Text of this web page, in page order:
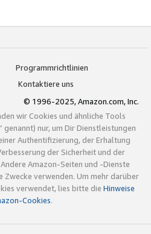
Programmrichtlinien
Kontaktiere uns
© 1996-2025, Amazon.com, Inc.
wir Cookies und ähnliche Tools
genannt) nur, um Dir Dienstleistungen
Authentifizierung, der Erhaltung
der Sicherheit und der
Amazon-Seiten und -Dienste
Zwecke verwenden. Um mehr darüber
verwendet, lies bitte die Hinweise
Cookies.